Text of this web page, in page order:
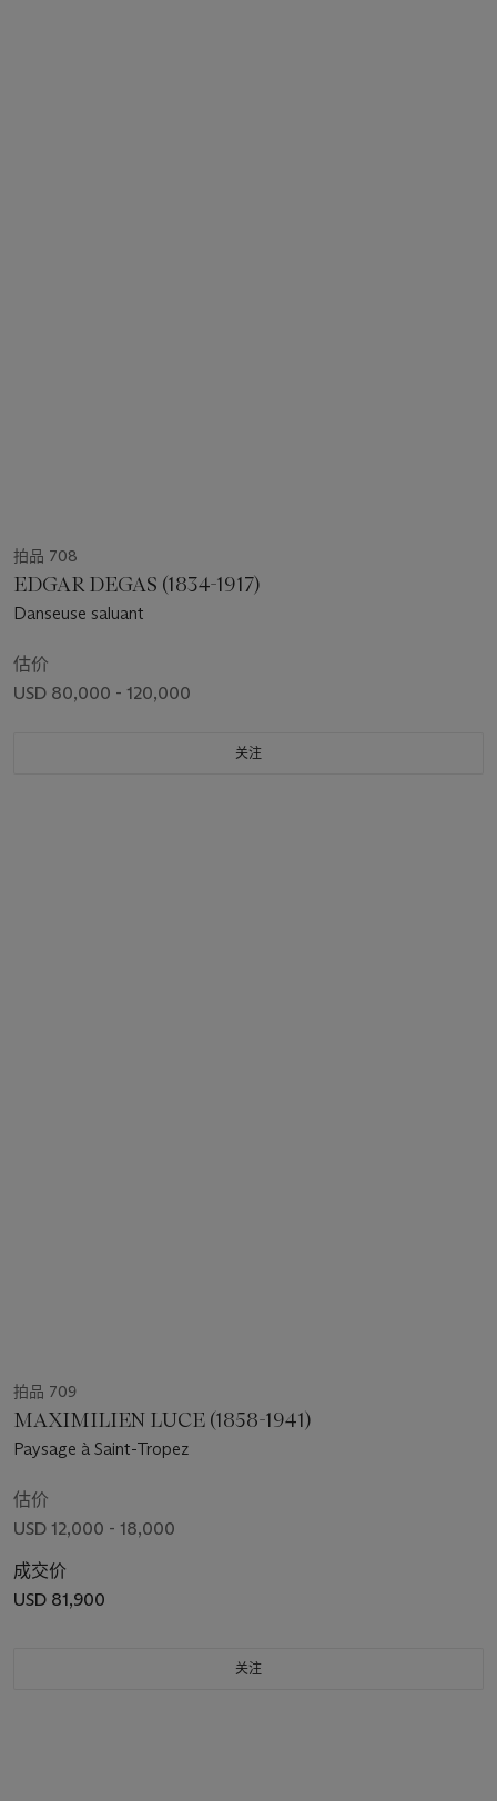
拍品 708
EDGAR DEGAS (1834-1917)
Danseuse saluant
估价
USD 80,000 - 120,000
关注
拍品 709
MAXIMILIEN LUCE (1858-1941)
Paysage à Saint-Tropez
估价
USD 12,000 - 18,000
成交价
USD 81,900
关注